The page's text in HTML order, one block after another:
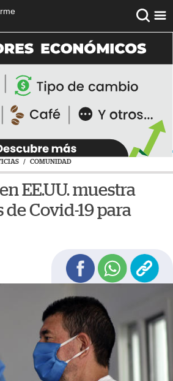
/ COMUNIDAD
EE.UU. muestra
Covid-19 para